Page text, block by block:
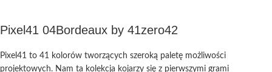
Pixel41 04Bordeaux by 41zero42
Pixel41 to 41 kolorów tworzących szeroką paletę możliwości
projektowych. Nam ta kolekcja kojarzy się z pierwszymi grami